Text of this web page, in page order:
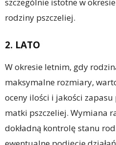
szczególnie istotne w
rodziny pszczeliej.
2. LATO
W okresie letnim, gdy
maksymalne rozmiary,
oceny ilości i jakości
matki pszczeliej. Wymiana
dokładną kontrolę stanu